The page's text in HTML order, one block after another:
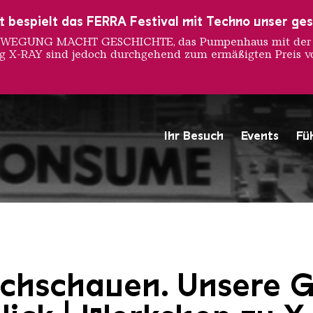
Ihr Besuch Events
Workshop X Ray
Copyright: © 1988
Unsere
bespielt das FERRA Festival mit Techno unser
MACHT GESCHICHTE, das Pumpenhaus mit
RAY sind jedoch durchgehend zum ermäßigten Preis